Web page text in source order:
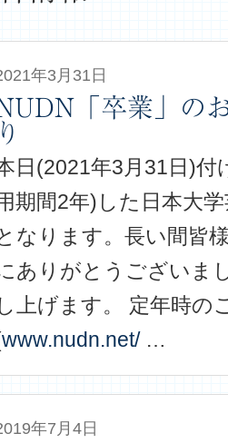
年3月31日
「卒業」の
り
日(2021年3月31日)付
期間2年)した日本大
なります。長い間皆
ありがとうございま
し上げます。 定年時の
www.nudn.net/…
年7月4日